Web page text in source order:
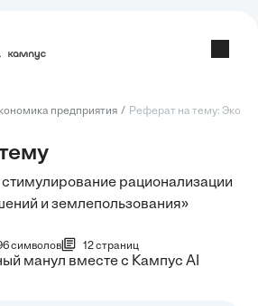
предприятия Реферат на тему:
рационализации
и землепользования»
символов 12 страниц
манул вместе с Кампус AI